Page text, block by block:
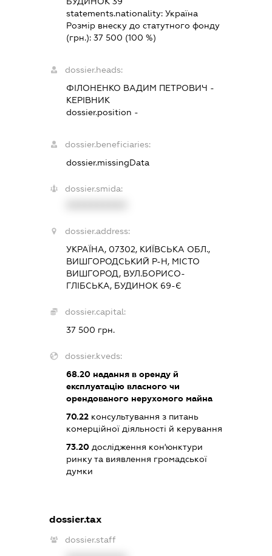
statements.nationality: Україна
Розмір внеску до статутного фонду
(грн.): 37 500 (100 %)
dossier.heads:
ФІЛОНЕНКО ВАДИМ ПЕТРОВИЧ -
КЕРІВНИК
dossier.position -
dossier.beneficiaries:
dossier.missingData
dossier.smida:
dossier.address:
УКРАЇНА, 07302, КИЇВСЬКА ОБЛ.,
ВИШГОРОДСЬКИЙ Р-Н, МІСТО
ВИШГОРОД, ВУЛ.БОРИСО-
ГЛІБСЬКА, БУДИНОК 69-Є
dossier.capital:
37 500 грн.
dossier.kveds:
68.20надання в оренду й
експлуатацію власного чи
орендованого нерухомого майна
70.22консультування з питань
комерційної діяльності й керування
73.20дослідження кон'юнктури
ринку та виявлення громадської
думки
dossier.tax
dossier.staff